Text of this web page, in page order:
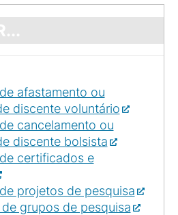
afastamento ou
discente voluntário
cancelamento ou
discente bolsista
certificados e
projetos de pesquisa
grupos de pesquisa